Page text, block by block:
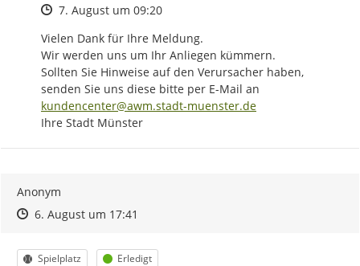
Zeitpunkt des Erstellens
7. August um 09:20
Vielen Dank für Ihre Meldung.
Wir werden uns um Ihr Anliegen kümmern.
Sollten Sie Hinweise auf den Verursacher haben,
kundencenter@awm.stadt-muenster.de
Ihre Stadt Münster
Anonym
Zeitpunkt des Erstellens
Zeitpunkt des Erstellens
6. August um 17:41
Kategorie
Spielplatz Status
Erledigt